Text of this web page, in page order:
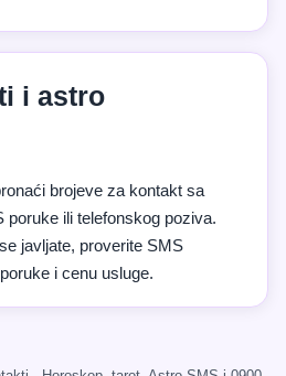
i astro
brojeve za kontakt sa
ili telefonskog poziva.
javljate, proverite SMS
i cenu usluge.